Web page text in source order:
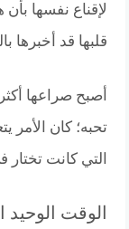
لإقناع نفسها
قلبها قد أخبرها
أصبح صراعها
تحبه؛ كان الأمر
التي كانت
الوقت الوحيد